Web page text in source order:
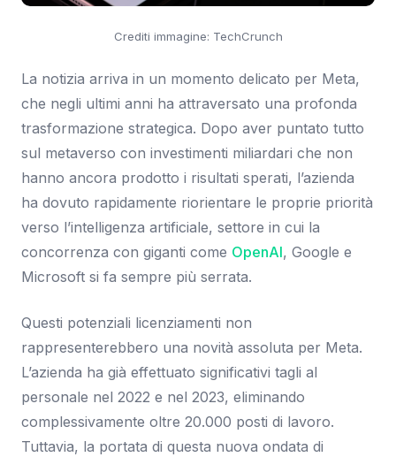
Crediti immagine: TechCrunch
La notizia arriva in un momento delicato per Meta,
che negli ultimi anni ha attraversato una profonda
trasformazione strategica. Dopo aver puntato tutto
sul metaverso con investimenti miliardari che non
hanno ancora prodotto i risultati sperati, l’azienda
ha dovuto rapidamente riorientare le proprie priorità
verso l’intelligenza artificiale, settore in cui la
concorrenza con giganti come OpenAI, Google e
Microsoft si fa sempre più serrata.
Questi potenziali licenziamenti non
rappresenterebbero una novità assoluta per Meta.
L’azienda ha già effettuato significativi tagli al
personale nel 2022 e nel 2023, eliminando
complessivamente oltre 20.000 posti di lavoro.
Tuttavia, la portata di questa nuova ondata di